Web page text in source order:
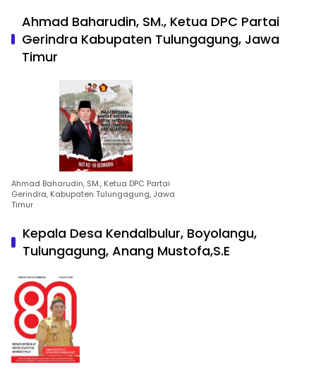
Ahmad Baharudin, SM., Ketua DPC Partai
Gerindra Kabupaten Tulungagung, Jawa
Timur
Ahmad Baharudin, SM., Ketua DPC Partai
Gerindra, Kabupaten Tulungagung, Jawa
Timur
Kepala Desa Kendalbulur, Boyolangu,
Tulungagung, Anang Mustofa,S.E